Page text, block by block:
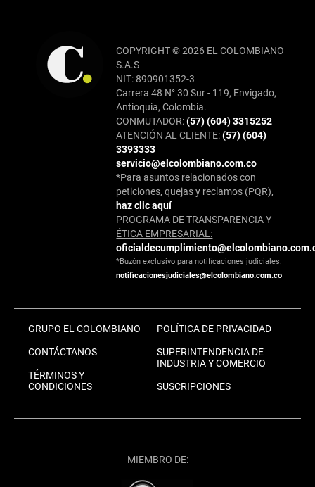
COPYRIGHT © 2026 EL COLOMBIANO
S.A.S
NIT: 890901352-3
Carrera 48 N° 30 Sur - 119, Envigado,
Antioquia, Colombia.
CONMUTADOR:(57) (604) 3315252
ATENCIÓN AL CLIENTE:(57) (604)
3393333
servicio@elcolombiano.com.co
*Para asuntos relacionados con
peticiones, quejas y reclamos (PQR),
haz clic aquí
PROGRAMA DE TRANSPARENCIA Y
ÉTICA EMPRESARIAL:
*Buzón exclusivo para notificaciones judiciales:
notificacionesjudiciales@elcolombiano.com.co
GRUPO EL COLOMBIANO
CONTÁCTANOS
TÉRMINOS Y
CONDICIONES
POLÍTICA DE PRIVACIDAD
SUPERINTENDENCIA DE
INDUSTRIA Y COMERCIO
SUSCRIPCIONES
MIEMBRO DE: